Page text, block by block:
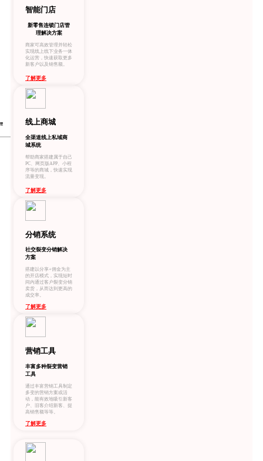
智能门店
新零售连锁门店管
理解决方案
商家可高效管理并轻松
实现线上线下业务一体
化运营，快速获取更多
新客户以及销售额。
了解更多
线上商城
全渠道线上私域商
城系统
帮助商家搭建属于自己
PC、网页版APP、小程
序等的商城，快速实现
流量变现。
了解更多
分销系统
社交裂变分销解决
方案
搭建以分享+佣金为主
的开店模式，实现短时
间内通过客户裂变分销
卖货，从而达到更高的
成交率。
了解更多
营销工具
丰富多种裂变营销
工具
通过丰富营销工具制定
多变的营销方案或活
动，能有效地吸引新客
户、旧客介绍新客、提
高销售额等等。
了解更多